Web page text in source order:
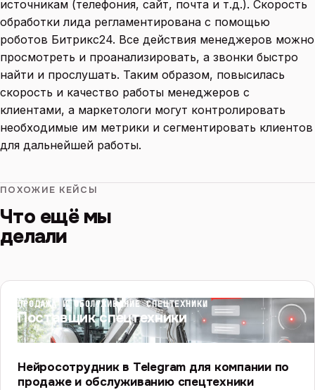
источникам (телефония, сайт, почта и т.д.). Скорость
обработки лида регламентирована с помощью
роботов Битрикс24. Все действия менеджеров можно
просмотреть и проанализировать, а звонки быстро
найти и прослушать. Таким образом, повысилась
скорость и качество работы менеджеров с
клиентами, а маркетологи могут контролировать
необходимые им метрики и сегментировать клиентов
для дальнейшей работы.
ПОХОЖИЕ КЕЙСЫ
Что ещё мы
делали
ПРОДАЖА И ОБСЛУЖИВАНИЕ СПЕЦТЕХНИКИ
Поставщик спецтехники
Нейросотрудник в Telegram для компании по
продаже и обслуживанию спецтехники